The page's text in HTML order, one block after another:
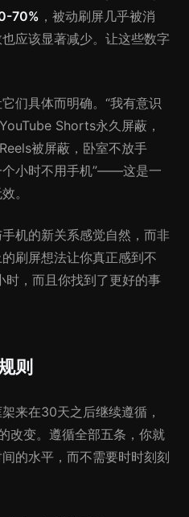
70% ，被动刷屏几乎被消
应该显著减少。让这些数字
们具体而明确。“我有意识
Shorts永久屏蔽，
被屏蔽，卧室不放手
个小时不用手机”——这是一
。
机的新关系感觉自然，而非
刷屏想法让你真正感到不
时，而且你找到了更好的事
则
来在30天之后继续遵循，
改变。遵循全部五条，你就
的水平，而不需要时时刻刻